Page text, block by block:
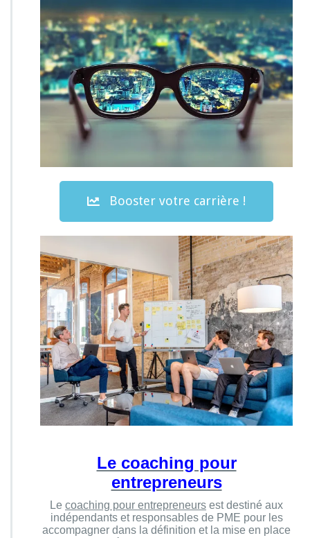
Booster votre carrière !
Le coaching pour
entrepreneurs
Le coaching pour entrepreneurs est destiné aux
indépendants et responsables de PME pour les
accompagner dans la définition et la mise en place